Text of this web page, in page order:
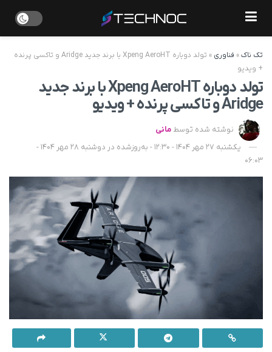
تک ناک» فناوری »
تولد دوباره Xpeng AeroHT با برند جدید Aridge و تاکسی پرنده
+ ویدیو
تولد دوباره Xpeng AeroHT با برند جدید
Aridge و تاکسی پرنده + ویدیو
نوشته شده توسط مانی
یکشنبه 27 مهر 1404 - 12:30 - به‌روزشده در دوشنبه 28 مهر 1404 -
06:03